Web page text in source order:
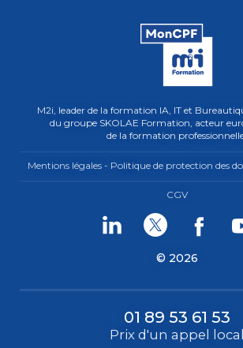
M2i, leader de la formation IA, IT et
du groupe SKOLAE Formation, acteur
de la formation
Mentions légales - Politique de protection des
CGV
Facebook Youtube
© 2026
01 89 53 61 53
Prix d'un appel local